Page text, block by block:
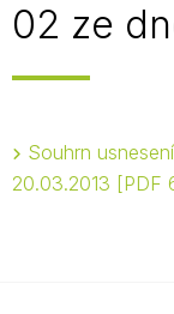
02 ze
Souhrn
20.03.2013
PDF